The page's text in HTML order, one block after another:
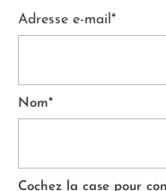
Adresse e-mail*
Nom*
Cochez la case pour